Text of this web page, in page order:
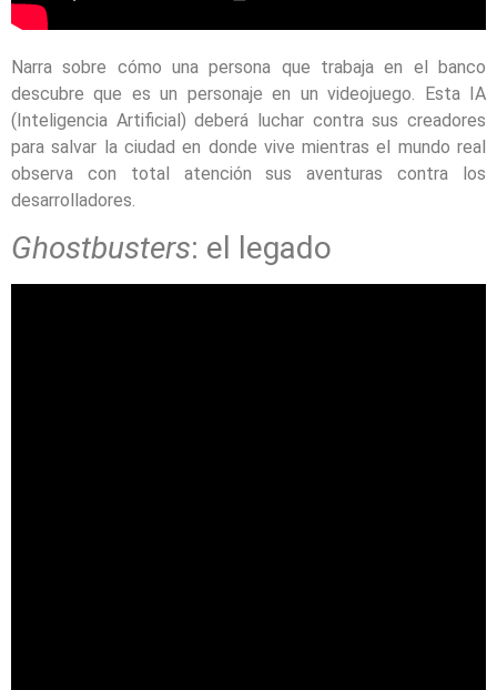
Narra sobre cómo una persona que trabaja en el banco
descubre que es un personaje en un videojuego. Esta IA
(Inteligencia Artificial) deberá luchar contra sus creadores
para salvar la ciudad en donde vive mientras el mundo real
observa con total atención sus aventuras contra los
desarrolladores.
Ghostbusters: el legado